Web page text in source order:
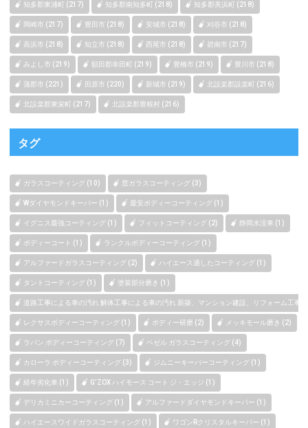
知多郡東浦町 (217) 知多郡南知多町 (218) 知多郡美浜町 (218)
岡崎市 (217) 豊田市 (218) 安城市 (218) 刈谷市 (218)
高浜市 (218) 知立市 (218) 西尾市 (218) 碧南市 (217)
みよし市 (219) 額田郡幸田町 (219) 豊橋市 (219) 豊川市 (218)
蒲郡市 (221) 田原市 (220) 新城市 (219) 北設楽郡設楽町 (216)
北設楽郡東栄町 (217) 北設楽郡豊根村 (216)
タグ
ガラスコーティング (10) 窓ガラスコーティング (3)
Wダイヤモンドキーパー (1) 最安ボディーコーティング (1)
イグニス最強コーティング (1) フィットコーティング (2) 静岡水没車 (1)
ボディーコート (1) ランクルボディーコーティング (1)
アルファードガラスコーティング (2) ハイエース適したコーティング (1)
タントコーティング (1) 塗装部分磨き (1)
道路工事による車の汚れ 解体工事による車の汚れ 新築、マンション建設、リフォーム工事
レクサスボディーコーティング (1) ボディー研磨 (2) メッキモール磨き (2)
ラパン ボディーコーティング (7) ベゼル ガラスコーティング (4)
カローラ ボディーコーティング (3) ジムニーキーパーコーティング (1)
経年劣化車 (1) G’ZOX ハイモース コート ジ・エッジ (1)
デリカミニカーコーティング (1) アルファードダイヤモンドキーパー (1)
ハイエースワイドガラスコーティング (1) ワゴンRクリスタルキーパー (1)